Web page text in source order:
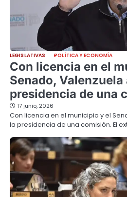
LEGISLATIVAS POLÍTICA Y ECONOMÍA
Con licencia en el
Senado, Valenzuela
presidencia de una
17 junio, 2026
Con licencia en el municipio y el
la presidencia de una comisión. El